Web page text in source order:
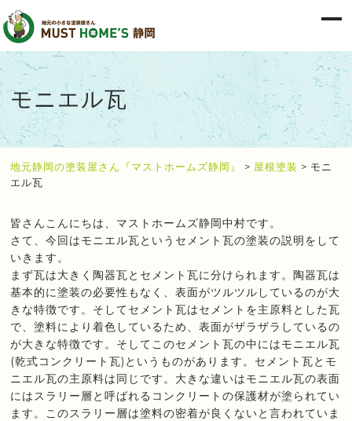
モニエル瓦
地元静岡の塗装屋さん『マストホームズ静岡』 > 屋根塗装 > モニ
エル瓦
皆さんこんにちは、マストホームズ静岡中村です。
さて、今回はモニエル瓦というセメント瓦の塗装の説明をして
いきます。
まず瓦は大きく陶器瓦とセメント瓦に分けられます。陶器瓦は
基本的に塗装の必要性もなく、表面がツルツルしているのが大
きな特徴です。そしてセメント瓦はセメントを主原料とした瓦
で、塗料により着色しているため、表面がザラザラしているの
が大きな特徴です。そしてこのセメント瓦の中にはモニエル瓦
(乾式コンクリート瓦)というものがあります。セメント瓦とモ
ニエル瓦の主原料は同じです。大きな違いはモニエル瓦の表面
にはスラリー層と呼ばれるコンクリートの保護材が塗られてい
ます。このスラリー層は塗料の密着が良くないと言われていま